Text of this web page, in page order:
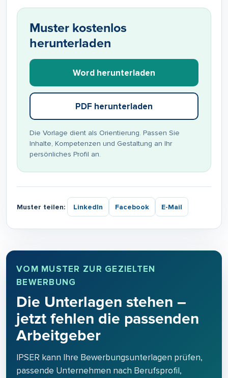
Muster kostenlos
herunterladen
Word herunterladen
PDF herunterladen
Die Vorlage dient als Orientierung. Passen Sie
Inhalte, Kompetenzen und Gestaltung an Ihr
persönliches Profil an.
Muster teilen: LinkedIn Facebook E-Mail
VOM MUSTER ZUR GEZIELTEN
BEWERBUNG
Die Unterlagen stehen –
jetzt fehlen die passenden
Arbeitgeber
IPSER kann Ihre Bewerbungsunterlagen prüfen,
passende Unternehmen nach Berufsprofil,